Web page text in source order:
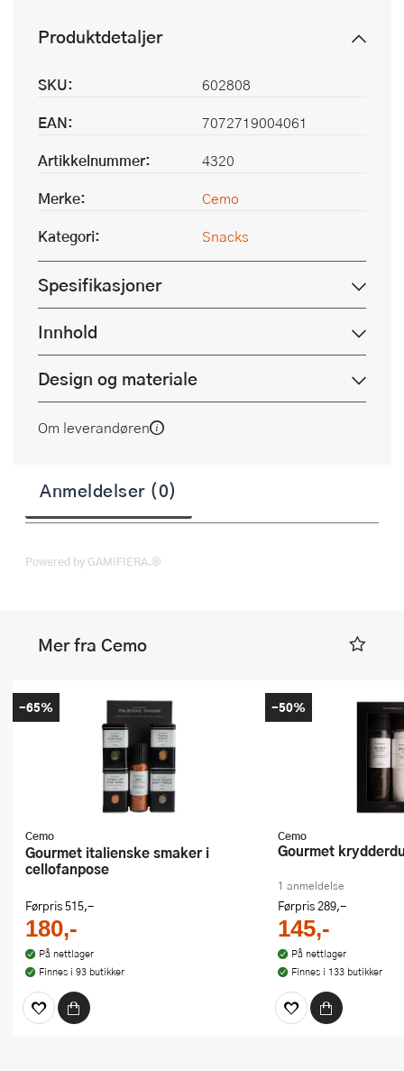
Produktdetaljer
SKU:
602808
EAN:
7072719004061
Artikkelnummer:
4320
Merke:
Cemo
Kategori:
Snacks
Spesifikasjoner
Innhold
Design og materiale
Om leverandøren
Anmeldelser (0)
Powered by GAMIFIERA.®
Mer fra Cemo
Cemo
Gourmet italienske smaker i
cellofanpose
Førpris515,-
180,-
På nettlager
Finnes i 93 butikker
-65%
Cemo
Gourmet
1 anmeldelse
Førpris289,-
145,-
På nettlager
Finnes i 133 butikker
-50%